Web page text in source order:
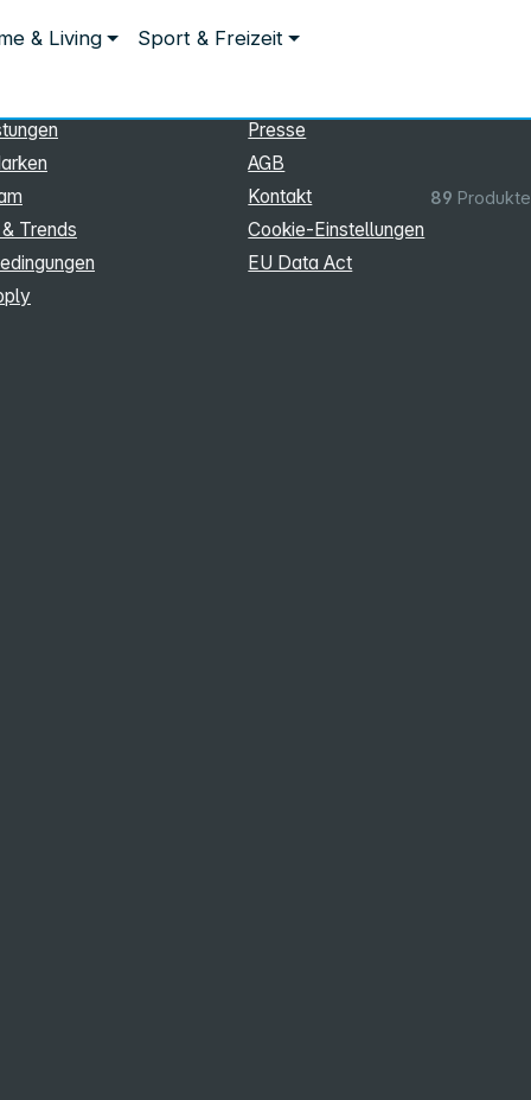
& Living Sport & Freizeit
89 Produkte
Trends
Presse
AGB
Kontakt
Cookie‑Einstellungen
EU Data Act